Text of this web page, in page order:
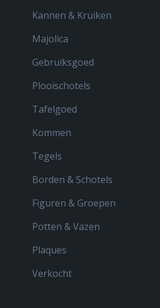
Kannen & Kruiken
Majolica
Gebruiksgoed
Plooischotels
Tafelgoed
Kommen
Tegels
Borden & Schotels
Figuren & Groepen
Potten & Vazen
Plaques
Verkocht